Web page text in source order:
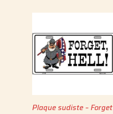
Plaque sudiste – Forget